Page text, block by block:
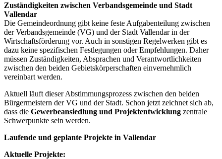
Zuständigkeiten zwischen Verbandsgemeinde und Stadt
Vallendar
Die Gemeindeordnung gibt keine feste Aufgabenteilung zwischen
der Verbandsgemeinde (VG) und der Stadt Vallendar in der
Wirtschaftsförderung vor. Auch in sonstigen Regelwerken gibt es
dazu keine spezifischen Festlegungen oder Empfehlungen. Daher
müssen Zuständigkeiten, Absprachen und Verantwortlichkeiten
zwischen den beiden Gebietskörperschaften einvernehmlich
vereinbart werden.
Aktuell läuft dieser Abstimmungsprozess zwischen den beiden
Bürgermeistern der VG und der Stadt. Schon jetzt zeichnet sich ab,
dass die Gewerbeansiedlung und Projektentwicklung zentrale
Schwerpunkte sein werden.
Laufende und geplante Projekte in Vallendar
Aktuelle Projekte: